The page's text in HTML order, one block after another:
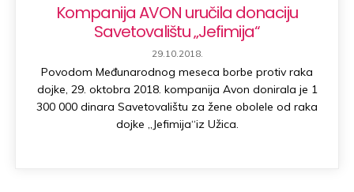
Kompanija AVON uručila donaciju
Savetovalištu „Jefimija“
PUBLISHED
29.10.2018.
Povodom Međunarodnog meseca borbe protiv raka
dojke, 29. oktobra 2018. kompanija Avon donirala je 1
300 000 dinara Savetovalištu za žene obolele od raka
dojke „Jefimija“iz Užica.